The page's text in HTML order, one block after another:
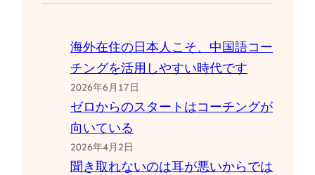
海外在住の日本人こそ、中国語コー
チングを活用しやすい時代です
2026年6月17日
ゼロからのスタートはコーチングが
向いている
2026年4月2日
聞き取れないのは耳が悪いからでは